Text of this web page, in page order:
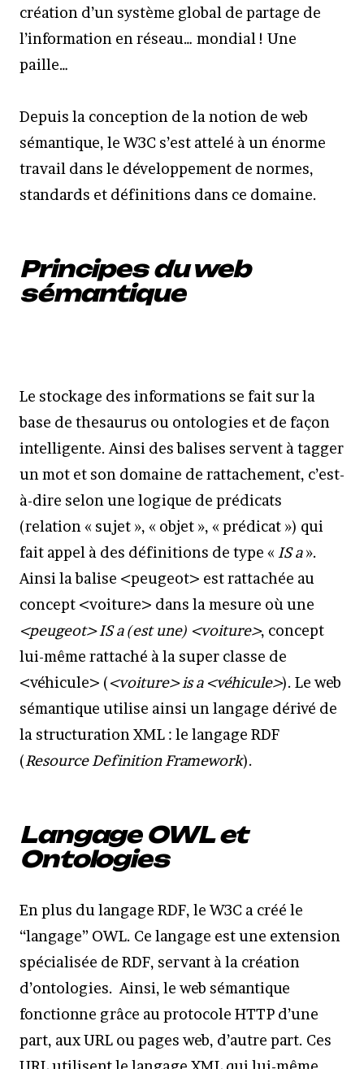
création d’un système global de partage de
l’information en réseau… mondial ! Une
paille…
Depuis la conception de la notion de web
sémantique, le W3C s’est attelé à un énorme
travail dans le développement de normes,
standards et définitions dans ce domaine.
Principes du web
sémantique
Le stockage des informations se fait sur la
base de thesaurus ou ontologies et de façon
intelligente. Ainsi des balises servent à tagger
un mot et son domaine de rattachement, c’est-
à-dire selon une logique de prédicats
(relation « sujet », « objet », « prédicat ») qui
fait appel à des définitions de type « IS a».
Ainsi la balise <peugeot> est rattachée au
concept <voiture> dans la mesure où une
<peugeot> IS a (est une) <voiture>, concept
lui-même rattaché à la super classe de
<véhicule> (<voiture> is a <véhicule>). Le web
sémantique utilise ainsi un langage dérivé de
la structuration XML : le langage RDF
(Resource Definition Framework).
Langage OWL et
Ontologies
En plus du langage RDF, le W3C a créé le
“langage” OWL. Ce langage est une extension
spécialisée de RDF, servant à la création
d’ontologies. Ainsi, le web sémantique
fonctionne grâce au protocole HTTP d’une
part, aux URL ou pages web, d’autre part. Ces